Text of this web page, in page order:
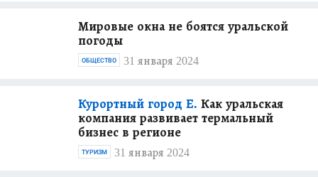
Мировые окна не боятся уральской
погоды
31 января 2024
ОБЩЕСТВО
Курортный город Е. Как уральская
компания развивает термальный
бизнес в регионе
31 января 2024
ТУРИЗМ